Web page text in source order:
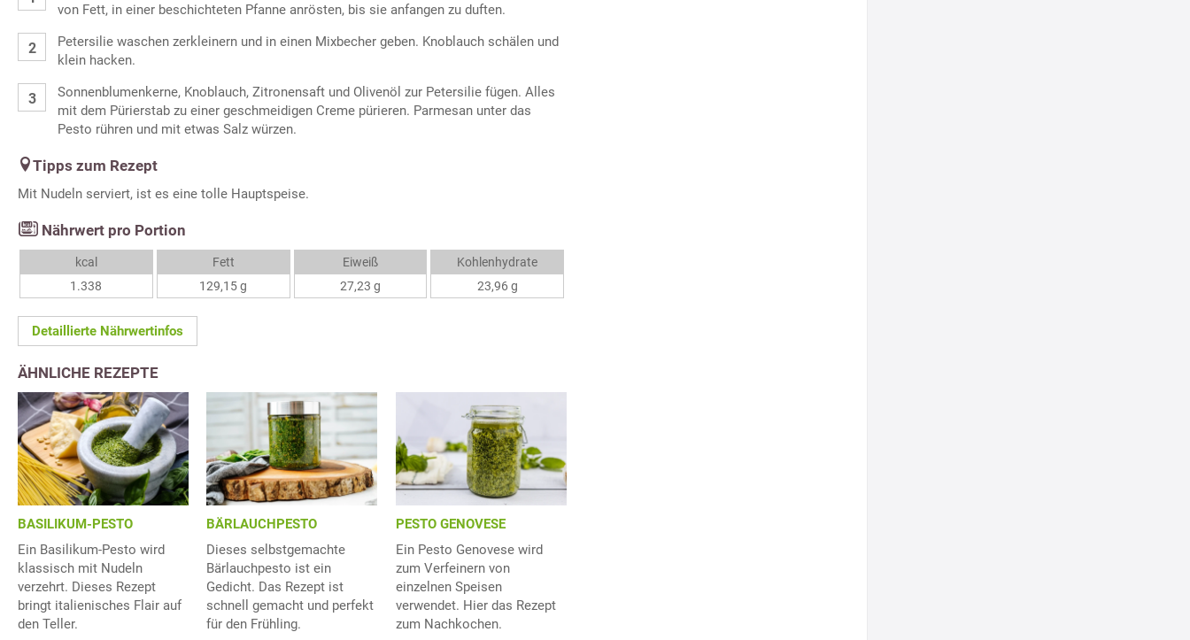
von Fett, in einer beschichteten Pfanne anrösten, bis sie anfangen zu duften.
Petersilie waschen zerkleinern und in einen Mixbecher geben. Knoblauch schälen und
klein hacken.
Sonnenblumenkerne, Knoblauch, Zitronensaft und Olivenöl zur Petersilie fügen. Alles
mit dem Pürierstab zu einer geschmeidigen Creme pürieren. Parmesan unter das
Pesto rühren und mit etwas Salz würzen.
Tipps zum Rezept
Mit Nudeln serviert, ist es eine tolle Hauptspeise.
Nährwert pro Portion
kcal
1.338
Fett
129,15 g
Eiweiß
27,23 g
Kohlenhydrate
23,96 g
Detaillierte Nährwertinfos
ÄHNLICHE REZEPTE
BASILIKUM-PESTO
Ein Basilikum-Pesto wird
klassisch mit Nudeln
verzehrt. Dieses Rezept
bringt italienisches Flair auf
den Teller.
BÄRLAUCHPESTO
Dieses selbstgemachte
Bärlauchpesto ist ein
Gedicht. Das Rezept ist
schnell gemacht und perfekt
für den Frühling.
PESTO GENOVESE
Ein Pesto Genovese wird
zum Verfeinern von
einzelnen Speisen
verwendet. Hier das Rezept
zum Nachkochen.